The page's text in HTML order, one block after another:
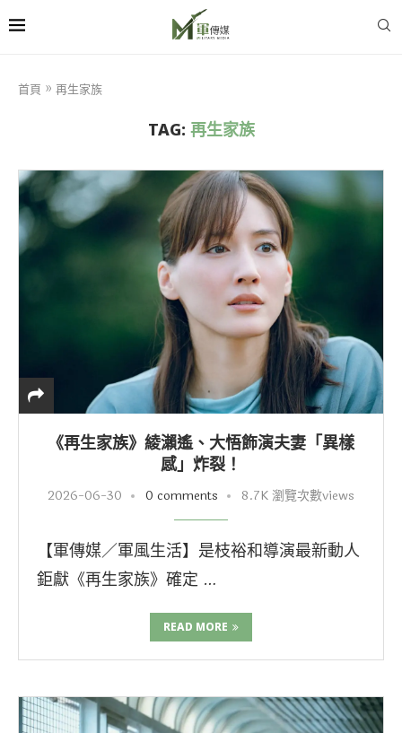
首頁 » 再生家族
TAG: 再生家族
《再生家族》綾瀨遙、大悟飾演夫妻「異樣
感」炸裂！
2026-06-30 0 comments 8.7K 瀏覽次數views
【軍傳媒／軍風生活】是枝裕和導演最新動人
鉅獻《再生家族》確定 …
READ MORE